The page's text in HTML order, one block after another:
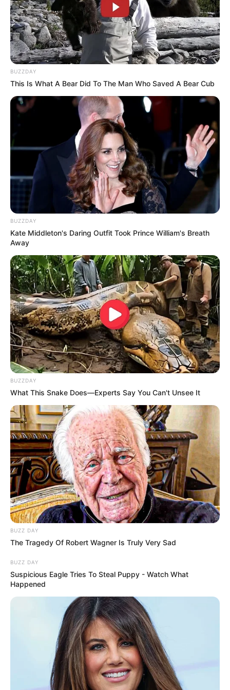
Sans oublier les possibilités de jouer la base quinté comme
super base Turf pour faire un Quarté Quinté. Une base
incontournable pour les jeux en champs réduits.
Suivez le bilan Journalier, Mensuel et Annuel sur le tableau
situé sur lapage des stats .
2 GUINESS D’HERFRAIE
taux de réussite de onze pronostiqueurs de la
presse
au jeu du Simple Gagnant et Placé sur les 10 derniers
Quinté de Trot attelé.
Les Meilleures cotes pour les plus grandes compétitions de
Football sont ici
.
NUMEROS ASTRO QUINTE CHANCE DU JOUR
Spécial Tocard du PRIX PYTHIA
Le spécial Tocard de meilleur pronostic est assurément un
jeu spéculatif donc risqué…
8 FELIX DU BOURG
LIRE LA SUITE
BUZZDAY
This Is What A Bear Did To The Man Who Saved A Bear Cub
BUZZDAY
Kate Middleton's Daring Outfit Took Prince William's Breath
Away
BUZZDAY
What This Snake Does—Experts Say You Can't Unsee It
BUZZ DAY
The Tragedy Of Robert Wagner Is Truly Very Sad
BUZZ DAY
Suspicious Eagle Tries To Steal Puppy - Watch What
Happened